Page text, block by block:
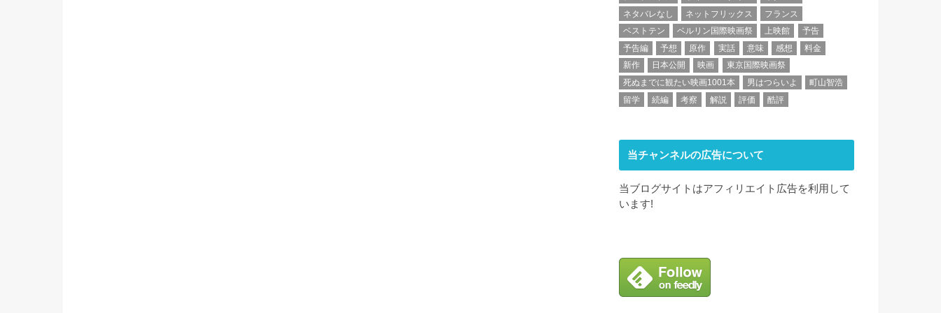
ネタバレなし
ネットフリックス
フランス
ベストテン
ベルリン国際映画祭 上映館
予告
予告編
予想 原作 実話 意味 感想
料金
新作
日本公開 映画
東京国際映画祭
死ぬまでに観たい映画1001本
男はつらいよ
町山智浩
留学
続編 考察 解説 評価 酷評
当チャンネルの広告について
当ブログサイトはアフィリエイト広告を利用して
います!